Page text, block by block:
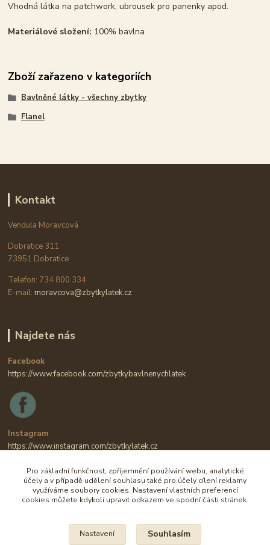
Vhodná látka na patchwork, ubrousek pro panenky apod.
Materiálové složení: 100% bavlna
Zboží zařazeno v kategoriích
Bavlněné látky - všechny zbytky
Flanel
Kontakt
Vendula Moravcová
Dobratice 311
73951 Dobratice
Telefon: 734 800 334
E-mail: moravcova@zbytkylatek.cz
Najdete nás
Facebook
https://www.facebook.com/zbytkybavlnenychlatek
Instagram
https://www.instagram.com/zbytkylatek.cz
Pro základní funkčnost, zpříjemnění používání webu, analytické
účely a v případě udělení souhlasu také pro účely cílení reklamy
využíváme soubory cookies. Nastavení vlastních preferencí
cookies můžete kdykoli upravit odkazem ve spodní části stránek.
Nastavení Souhlasím